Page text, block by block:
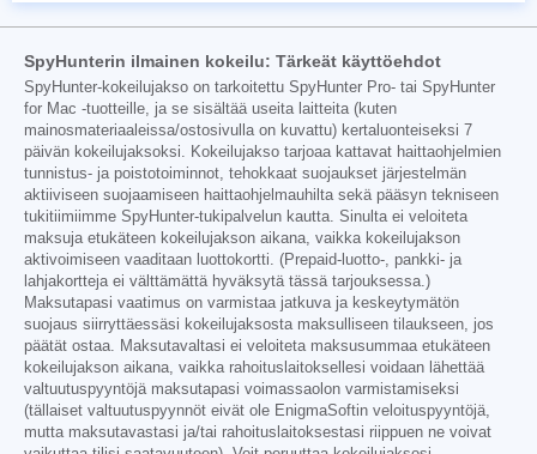
SpyHunterin ilmainen kokeilu: Tärkeät käyttöehdot
SpyHunter-kokeilujakso on tarkoitettu SpyHunter Pro- tai SpyHunter
for Mac -tuotteille, ja se sisältää useita laitteita (kuten
mainosmateriaaleissa/ostosivulla on kuvattu) kertaluonteiseksi 7
päivän kokeilujaksoksi. Kokeilujakso tarjoaa kattavat haittaohjelmien
tunnistus- ja poistotoiminnot, tehokkaat suojaukset järjestelmän
aktiiviseen suojaamiseen haittaohjelmauhilta sekä pääsyn tekniseen
tukitiimiimme SpyHunter-tukipalvelun kautta. Sinulta ei veloiteta
maksuja etukäteen kokeilujakson aikana, vaikka kokeilujakson
aktivoimiseen vaaditaan luottokortti. (Prepaid-luotto-, pankki- ja
lahjakortteja ei välttämättä hyväksytä tässä tarjouksessa.)
Maksutapasi vaatimus on varmistaa jatkuva ja keskeytymätön
suojaus siirryttäessäsi kokeilujaksosta maksulliseen tilaukseen, jos
päätät ostaa. Maksutavaltasi ei veloiteta maksusummaa etukäteen
kokeilujakson aikana, vaikka rahoituslaitoksellesi voidaan lähettää
valtuutuspyyntöjä maksutapasi voimassaolon varmistamiseksi
(tällaiset valtuutuspyynnöt eivät ole EnigmaSoftin veloituspyyntöjä,
mutta maksutavastasi ja/tai rahoituslaitoksestasi riippuen ne voivat